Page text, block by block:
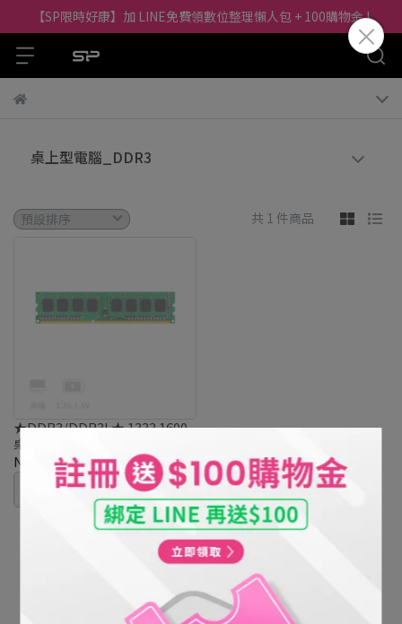
【SP限時好康】加 LINE免費領數位整理懶人包 + 100購物金 !
桌上型電腦_DDR3
共 1 件商品
★DDR3/DDR3L★ 1333 1600
桌上型記憶體_1.35V-1.5V
NT$799
已售完